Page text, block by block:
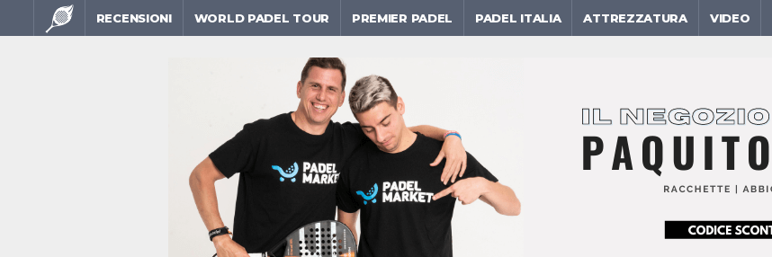
RECENSIONI WORLD PADEL TOUR PREMIER PADEL PADEL ITALIA ATTREZZATURA VIDEO